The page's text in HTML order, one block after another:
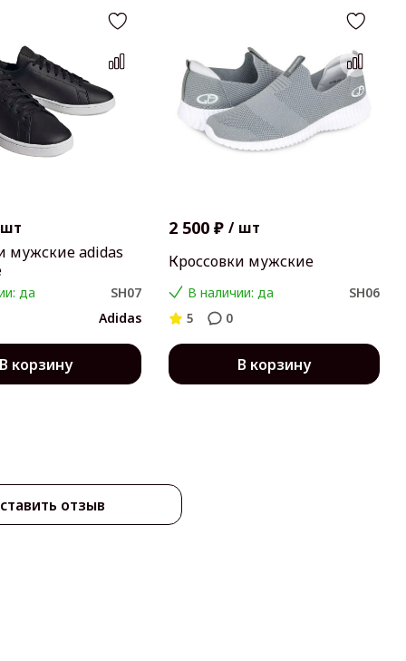
шт
мужские adidas
да
SH07
Adidas
В корзину
2 500 ₽ / шт
Кроссовки мужские
В наличии: да
SH06
5
0
В корзину
отзыв